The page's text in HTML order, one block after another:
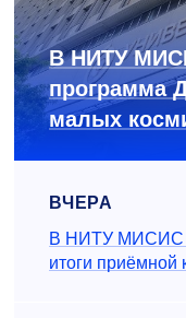
В НИТУ
программа
малых
ВЧЕРА
В НИТУ МИСИС
итоги